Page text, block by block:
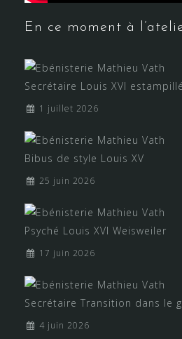
En ce moment à
Secrétaire Louis XVI
1 juillet 2026
Bibus de style Louis XV
25 juin 2026
Psyché Louis XVI Weisweiler
17 juin 2026
Secrétaire Transition dans le
4 juin 2026